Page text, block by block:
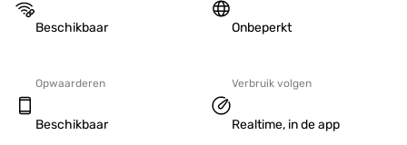
Beschikbaar Onbeperkt
Opwaarderen
Beschikbaar
Verbruik volgen
Realtime, in de app